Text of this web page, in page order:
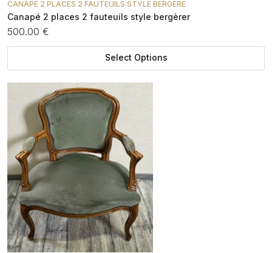
CANAPÉ 2 PLACES 2 FAUTEUILS STYLE BERGÈRE
Canapé 2 places 2 fauteuils style bergèrer
500.00 €
Select Options